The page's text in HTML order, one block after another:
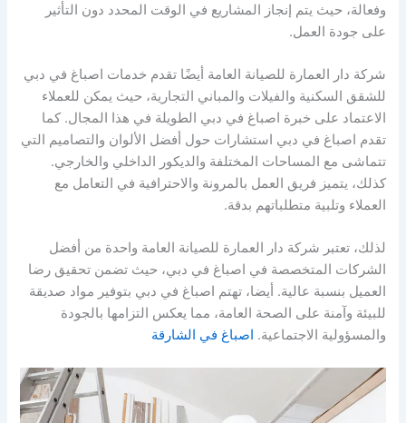
وفعالة، حيث يتم إنجاز المشاريع في الوقت المحدد دون التأثير
على جودة العمل.
شركة دار العمارة للصيانة العامة أيضًا تقدم خدمات اصباغ في دبي
للشقق السكنية والفيلات والمباني التجارية، حيث يمكن للعملاء
الاعتماد على خبرة اصباغ في دبي الطويلة في هذا المجال. كما
تقدم اصباغ في دبي استشارات حول أفضل الألوان والتصاميم التي
تتماشى مع المساحات المختلفة والديكور الداخلي والخارجي.
كذلك، يتميز فريق العمل بالمرونة والاحترافية في التعامل مع
العملاء وتلبية متطلباتهم بدقة.
لذلك، تعتبر شركة دار العمارة للصيانة العامة واحدة من أفضل
الشركات المتخصصة في اصباغ في دبي، حيث تضمن تحقيق رضا
العميل بنسبة عالية. أيضا، تهتم اصباغ في دبي بتوفير مواد صديقة
للبيئة وآمنة على الصحة العامة، مما يعكس التزامها بالجودة
والمسؤولية الاجتماعية. اصباغ في الشارقة